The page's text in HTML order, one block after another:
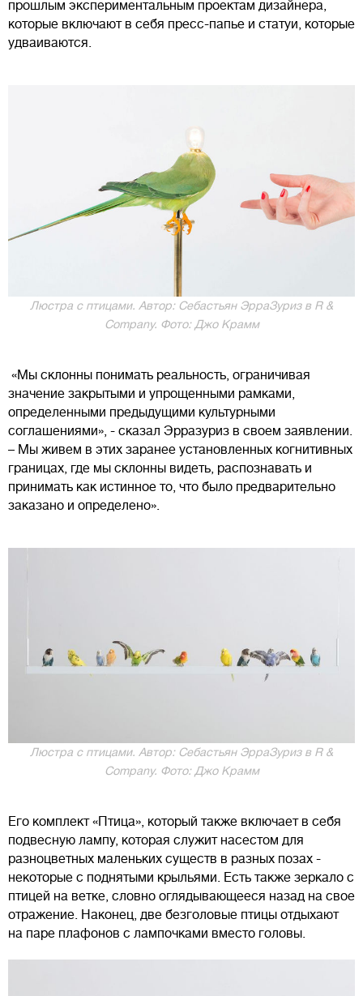
прошлым экспериментальным проектам дизайнера,
которые включают в себя пресс-папье и статуи, которые
удваиваются.
Люстра с птицами. Автор: Себастьян ЭрраЗуриз в R &
Company. Фото: Джо Крамм
«Мы склонны понимать реальность, ограничивая
значение закрытыми и упрощенными рамками,
определенными предыдущими культурными
соглашениями», - сказал Эрразуриз в своем заявлении.
– Мы живем в этих заранее установленных когнитивных
границах, где мы склонны видеть, распознавать и
принимать как истинное то, что было предварительно
заказано и определено».
Люстра с птицами. Автор: Себастьян ЭрраЗуриз в R &
Company. Фото: Джо Крамм
Его комплект «Птица», который также включает в себя
подвесную лампу, которая служит насестом для
разноцветных маленьких существ в разных позах -
некоторые с поднятыми крыльями. Есть также зеркало с
птицей на ветке, словно оглядывающееся назад на свое
отражение. Наконец, две безголовые птицы отдыхают
на паре плафонов с лампочками вместо головы.